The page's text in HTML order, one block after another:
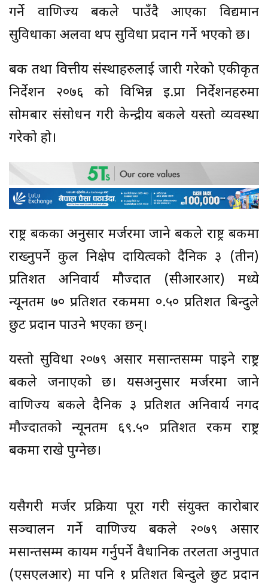
गर्ने वाणिज्य बैंकले पाउँदै आएका विद्यमान
सुविधाका अलवा थप सुविधा प्रदान गर्ने भएको छ।
बैंक तथा वित्तीय संस्थाहरुलाई जारी गरेको एकीकृत
निर्देशन २०७६ को विभिन्न इ.प्रा निर्देशनहरुमा
सोमबार संसोधन गरी केन्द्रीय बैंकले यस्तो व्यवस्था
गरेको हो।
राष्ट्र बैंकका अनुसार मर्जरमा जाने बैंकले राष्ट्र बैंकमा
राख्नुपर्ने कुल निक्षेप दायित्वको दैनिक ३ (तीन)
प्रतिशत अनिवार्य मौज्दात (सीआरआर) मध्ये
न्यूनतम ७० प्रतिशत रकममा ०.५० प्रतिशत बिन्दुले
छुट प्रदान पाउने भएका छन्।
यस्तो सुविधा २०७९ असार मसान्तसम्म पाइने राष्ट्र
बैंकले जनाएको छ। यसअनुसार मर्जरमा जाने
वाणिज्य बैंकले दैनिक ३ प्रतिशत अनिवार्य नगद
मौज्दातको न्यूनतम ६९.५० प्रतिशत रकम राष्ट्र
बैंकमा राखे पुग्नेछ।
यसैगरी मर्जर प्रक्रिया पूरा गरी संयुक्त कारोबार
सञ्चालन गर्ने वाणिज्य बैंकले २०७९ असार
मसान्तसम्म कायम गर्नुपर्ने वैधानिक तरलता अनुपात
(एसएलआर) मा पनि १ प्रतिशत बिन्दुले छुट प्रदान